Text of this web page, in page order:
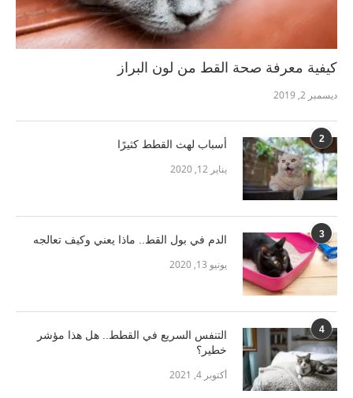
كيفية معرفة صحة القط من لون البراز
ديسمبر 2, 2019
2 أسباب لهث القطط كثيرًا
يناير 12, 2020
3 الدم في بول القط.. ماذا يعني وكيف تعالجه
يونيو 13, 2020
4
التنفس السريع في القطط.. هل هذا مؤشر
خطير؟
أكتوبر 4, 2021